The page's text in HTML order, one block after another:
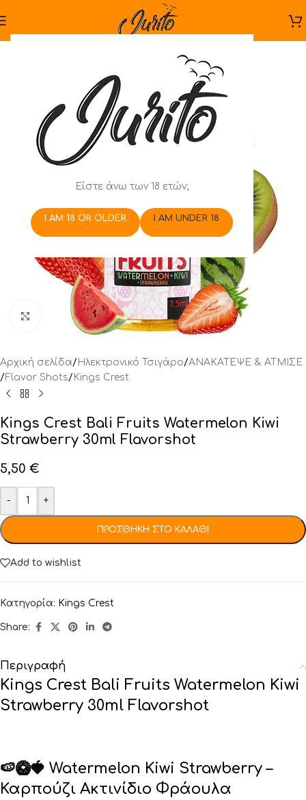
Είστε άνω των 18 ετών;
I AM 18 OR OLDER I AM UNDER 18
Click to enlarge
Αρχική σελίδα/ Ηλεκτρονικό Τσιγάρο/ΑΝΑΚΑΤΕΨΕ & ΑΤΜΙΣΕ
/Flavor Shots/ Kings Crest
Kings Crest Bali Fruits Watermelon Kiwi
Strawberry 30ml Flavorshot
5,50 €
- +
ΠΡΟΣΘΉΚΗ ΣΤΟ ΚΑΛΆΘΙ
Add to wishlist
Κατηγορία: Kings Crest
Share:
Περιγραφή
Kings Crest Bali Fruits Watermelon Kiwi
Strawberry 30ml Flavorshot
🍉🥝🍓 Watermelon Kiwi Strawberry –
Καρπούζι Ακτινίδιο Φράουλα